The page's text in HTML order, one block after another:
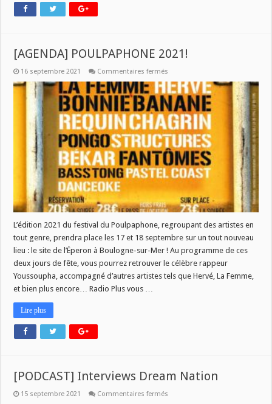
[AGENDA] POULPAPHONE 2021!
16 septembre 2021 Commentaires fermés
POULPAPHONE
2021!
L’édition 2021 du festival du Poulpaphone, regroupant des artistes en
tout genre, prendra place les 17 et 18 septembre sur un tout nouveau
lieu : le site de l’Éperon à Boulogne-sur-Mer ! Au programme de ces
deux jours de fête, vous pourrez retrouver le célèbre rappeur
Youssoupha, accompagné d’autres artistes tels que Hervé, La Femme,
et bien plus encore… Radio Plus vous …
Lire plus
[PODCAST] Interviews Dream Nation
15 septembre 2021 Commentaires fermés